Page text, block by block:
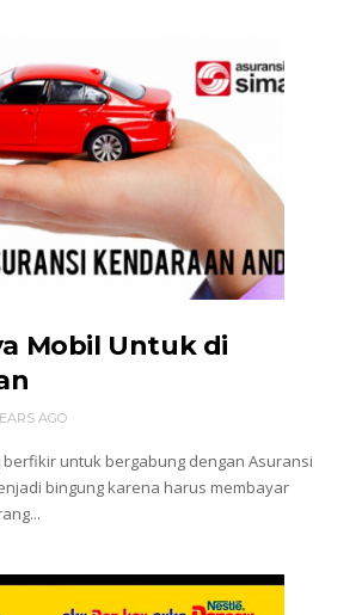
Mobil Untuk di
AGO
untuk bergabung dengan Asuransi
bingung karena harus membayar